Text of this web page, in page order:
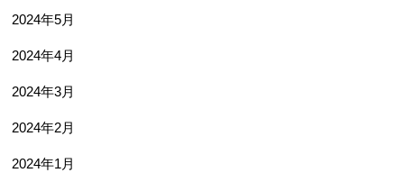
2024年5月
2024年4月
2024年3月
2024年2月
2024年1月